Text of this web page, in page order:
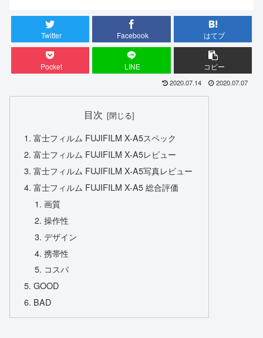
Twitter Facebook はてブ
Pocket LINE コピー
2020.07.14 2020.07.07
目次
富士フィルム FUJIFILM X-A5スペック
富士フィルム FUJIFILM X-A5レビュー
富士フィルム FUJIFILM X-A5写真レビュー
富士フィルム FUJIFILM X-A5 総合評価
画質
操作性
デザイン
携帯性
コスパ
GOOD
BAD